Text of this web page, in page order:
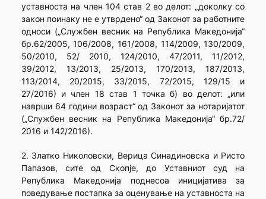
уставноста на член 104 став 2 во делот: „доколку со
закон поинаку не е утврдено“ од Законот за работните
односи („Службен весник на Република Македонија“
бр.62/2005, 106/2008, 161/2008, 114/2009, 130/2009,
50/2010, 52/ 2010, 124/2010, 47/2011, 11/2012,
39/2012, 13/2013, 25/2013, 170/2013, 187/2013,
113/2014, 20/2015, 33/2015, 72/2015, 129/15 и
27/2016) и член 18 став 1 точка б) во делот: „или
наврши 64 години возраст“ од Законот за нотаријатот
(„Службен весник на Република Македонија“ бр.72/
2016 и 142/2016).
2. Златко Николовски, Верица Синадиновска и Ристо
Папазов, сите од Скопје, до Уставниот суд на
Република Македонија поднесоа иницијатива за
поведување постапка за оценување на уставноста на